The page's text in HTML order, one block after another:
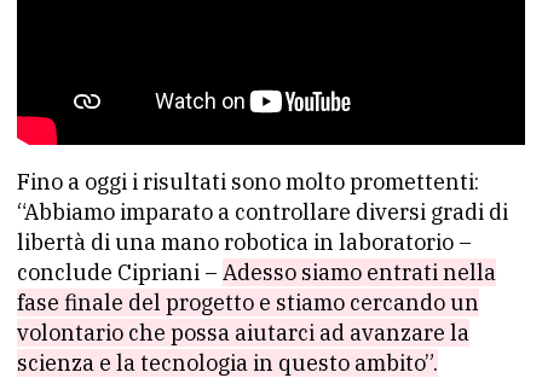
Fino a oggi i risultati sono molto promettenti:
“Abbiamo imparato a controllare diversi gradi di
libertà di una mano robotica in laboratorio –
conclude Cipriani – Adesso siamo entrati nella
fase finale del progetto e stiamo cercando un
volontario che possa aiutarci ad avanzare la
scienza e la tecnologia in questo ambito”.